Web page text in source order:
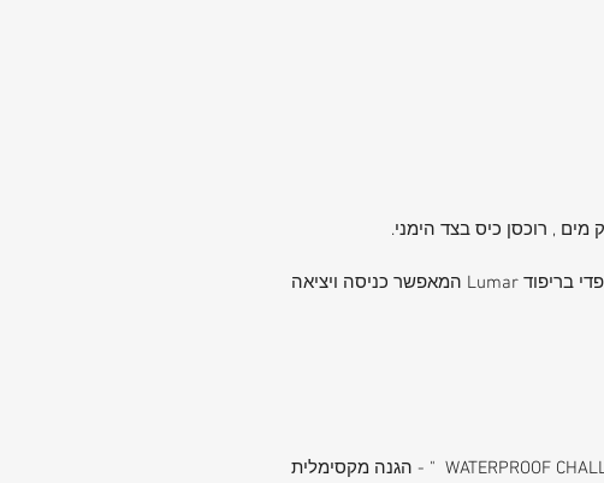
Qc passed ידית עליונה לסחיבה לקסימום משקל. תפירה פנימית לחיזוק הידית הראשית - גב אורטופדי בריפוד Lumar המאפשר כניסה ויציאה
Qc passed התיק עשוי מבד בצפיפות גבוהה ומונע חדירה של מים. התיק מצויד בטכנולוגית " WATERPROOF CHALLENGE " - הגנה מקסימלית